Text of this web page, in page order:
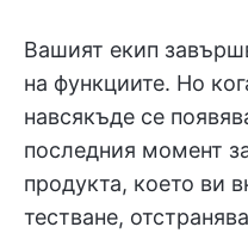
Вашият екип
на функциите. Но
навсякъде се
последния момент
продукта, което ви
тестване,